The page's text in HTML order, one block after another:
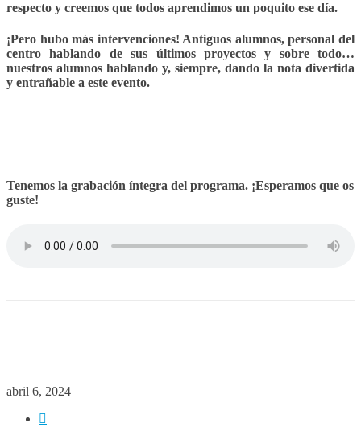
respecto y creemos que todos aprendimos un poquito ese día.
¡Pero hubo más intervenciones! Antiguos alumnos, personal del
centro hablando de sus últimos proyectos y sobre todo…
nuestros alumnos hablando y, siempre, dando la nota divertida
y entrañable a este evento.
Tenemos la grabación íntegra del programa. ¡Esperamos que os
guste!
abril 6, 2024